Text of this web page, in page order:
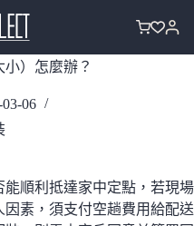
購
）怎麼辦？
03-06
順利抵達家中定點，若現場
素，須支付空趟費用給配送